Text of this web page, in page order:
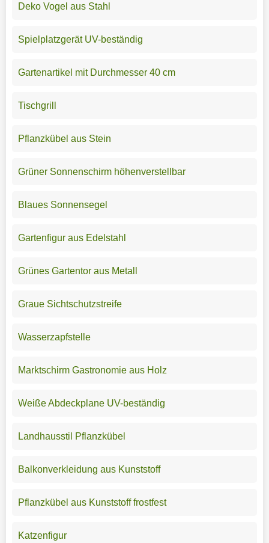
Deko Vogel aus Stahl
Spielplatzgerät UV-beständig
Gartenartikel mit Durchmesser 40 cm
Tischgrill
Pflanzkübel aus Stein
Grüner Sonnenschirm höhenverstellbar
Blaues Sonnensegel
Gartenfigur aus Edelstahl
Grünes Gartentor aus Metall
Graue Sichtschutzstreife
Wasserzapfstelle
Marktschirm Gastronomie aus Holz
Weiße Abdeckplane UV-beständig
Landhausstil Pflanzkübel
Balkonverkleidung aus Kunststoff
Pflanzkübel aus Kunststoff frostfest
Katzenfigur